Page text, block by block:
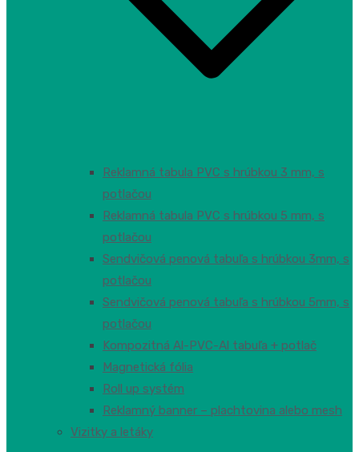
Reklamná tabula PVC s hrúbkou 3 mm, s
potlačou
Reklamná tabula PVC s hrúbkou 5 mm, s
potlačou
Sendvičová penová tabuľa s hrúbkou 3mm, s
potlačou
Sendvičová penová tabuľa s hrúbkou 5mm, s
potlačou
Kompozitná Al-PVC-Al tabuľa + potlač
Magnetická fólia
Roll up systém
Reklamný banner – plachtovina alebo mesh
Vizitky a letáky